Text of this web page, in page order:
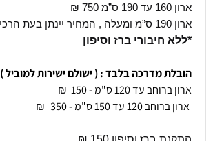
ארון 160 עד 190 ס”מ 750 ₪
ארון 190 ס”מ ומעלה , המחיר יינתן בעת הרכישה
*ללא חיבורי ברז וסיפון
הובלת מדרכה בלבד : ( ישולם ישירות למוביל )
ארון ברוחב עד 120 ס"מ - 150
₪
₪